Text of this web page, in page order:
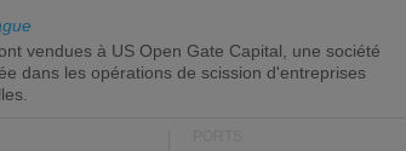
vendues à US Open Gate Capital, une société
dans les opérations de scission d'entreprises